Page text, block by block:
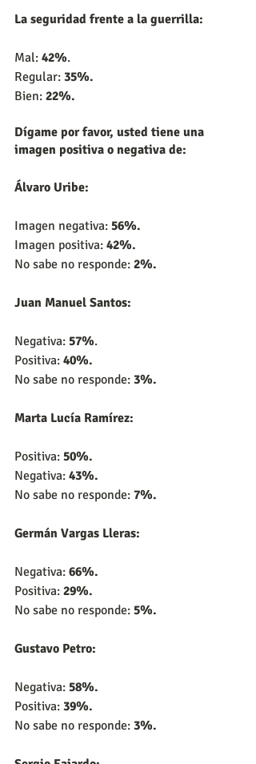
La seguridad frente a la guerrilla:
Mal: 42%.
Regular: 35%.
Bien: 22%.
Dígame por favor, usted tiene una
imagen positiva o negativa de:
Álvaro Uribe:
Imagen negativa: 56%.
Imagen positiva: 42%.
No sabe no responde: 2%.
Juan Manuel Santos:
Negativa: 57%.
Positiva: 40%.
No sabe no responde: 3%.
Marta Lucía Ramírez:
Positiva: 50%.
Negativa: 43%.
No sabe no responde: 7%.
Germán Vargas Lleras:
Negativa: 66%.
Positiva: 29%.
No sabe no responde: 5%.
Gustavo Petro:
Negativa: 58%.
Positiva: 39%.
No sabe no responde: 3%.